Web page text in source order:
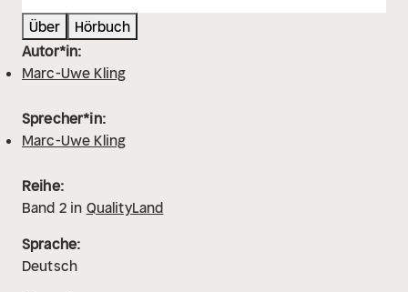
Über
Hörbuch
Autor*in:
Marc-Uwe Kling
Sprecher*in:
Marc-Uwe Kling
Reihe:
Band 2in QualityLand
Sprache:
Deutsch